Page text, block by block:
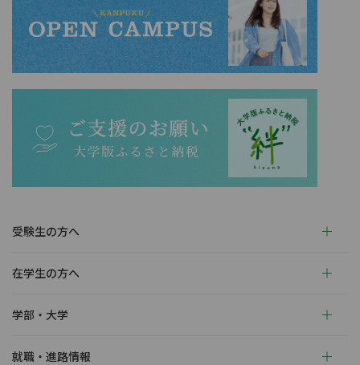
受験生の方へ
在学生の方へ
学部・大学
就職・進路情報